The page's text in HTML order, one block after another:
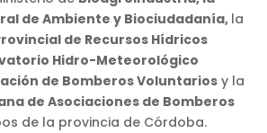
de Ambiente y Biociudadanía, la
de Recursos Hídricos
Hidro-Meteorológico
de Bomberos Voluntarios y la
de Asociaciones de Bomberos
de la provincia de Córdoba.